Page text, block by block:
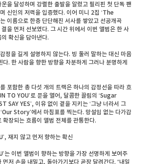
을 달성하며 강렬한 출발을 알렸고 필리핀 첫 단독 팬
신인의 저력을 입증했다. 이어 미니 2집 ‘The
이름으로 한층 단단해진 서사를 쌓았고 선공개곡
을 먼저 선보였다. 그 시간 위에서 이번 앨범은 한 사
확신을 담아낸다.
정을 길게 설명하지 않는다. 빙 둘러 말하는 대신 마음
다. 한 사람을 향한 방향을 차분하게 그러나 분명하게
포함한 총 다섯 개의 트랙은 하나의 감정선을 따라 흐
TO YOU’로 문을 열어, 달콤한 끌림의 ‘Sugar
SAY YES’, 이유 없이 곁을 지키는 ‘그냥 너라서 그
‘Our Story’에서 마침표를 찍는다. 망설임 없는 다가감
확장되는 흐름이 앨범 전체를 관통한다.
재지 않고 먼저 향하는 확신
는 이번 앨범이 향하는 방향을 가장 선명하게 보여주
먼저 손을 내밀고, 돌아가기보다 곧장 달려간다. “내일